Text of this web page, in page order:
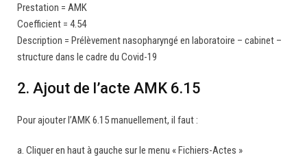
Prestation = AMK
Coefficient = 4.54
Description = Prélèvement nasopharyngé en laboratoire – cabinet –
structure dans le cadre du Covid-19
2. Ajout de l’acte AMK 6.15
Pour ajouter l’AMK 6.15 manuellement, il faut :
a. Cliquer en haut à gauche sur le menu « Fichiers-Actes »